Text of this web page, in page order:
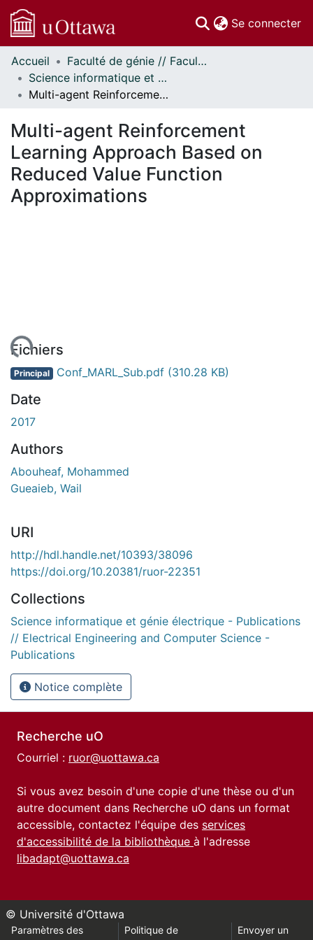
Se connecter
Communautés
et collections
Parcourir
À propos
Accueil
Faculté de génie // Faculty of Engineering
Science informatique et génie électrique - Publications // Electrical Engineering and Computer Science - Publications
Multi-agent Reinforcement Learning Approach Based on Reduced Value Function Approximations
Multi-agent Reinforcement
Learning Approach Based on
Reduced Value Function
Approximations
Fichiers
Principal Conf_MARL_Sub.pdf (310.28 KB)
Date
2017
Authors
Abouheaf, Mohammed
Gueaieb, Wail
URI
http://hdl.handle.net/10393/38096
https://doi.org/10.20381/ruor-22351
Collections
Science informatique et génie électrique - Publications
// Electrical Engineering and Computer Science -
Publications
Notice complète
Recherche uO
Courriel : ruor@uottawa.ca
Si vous avez besoin d'une copie d'une thèse ou d'un
autre document dans Recherche uO dans un format
accessible, contactez l'équipe des services
d'accessibilité de la bibliothèque à l'adresse
libadapt@uottawa.ca
© Université d'Ottawa
Paramètres des
Politique de
Envoyer un